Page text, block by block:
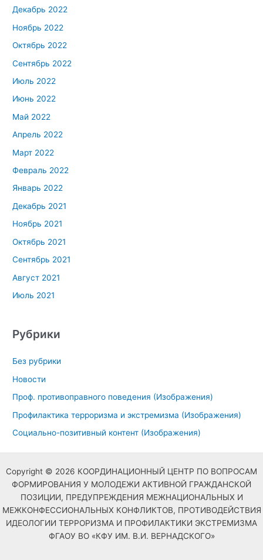
Декабрь 2022
Ноябрь 2022
Октябрь 2022
Сентябрь 2022
Июль 2022
Июнь 2022
Май 2022
Апрель 2022
Март 2022
Февраль 2022
Январь 2022
Декабрь 2021
Ноябрь 2021
Октябрь 2021
Сентябрь 2021
Август 2021
Июль 2021
Рубрики
Без рубрики
Новости
Проф. противоправного поведения (Изображения)
Профилактика терроризма и экстремизма (Изображения)
Социально-позитивный контент (Изображения)
Copyright © 2026 КООРДИНАЦИОННЫЙ ЦЕНТР ПО ВОПРОСАМ
ФОРМИРОВАНИЯ У МОЛОДЕЖИ АКТИВНОЙ ГРАЖДАНСКОЙ
ПОЗИЦИИ, ПРЕДУПРЕЖДЕНИЯ МЕЖНАЦИОНАЛЬНЫХ И
МЕЖКОНФЕССИОНАЛЬНЫХ КОНФЛИКТОВ, ПРОТИВОДЕЙСТВИЯ
ИДЕОЛОГИИ ТЕРРОРИЗМА И ПРОФИЛАКТИКИ ЭКСТРЕМИЗМА
ФГАОУ ВО «КФУ ИМ. В.И. ВЕРНАДСКОГО»